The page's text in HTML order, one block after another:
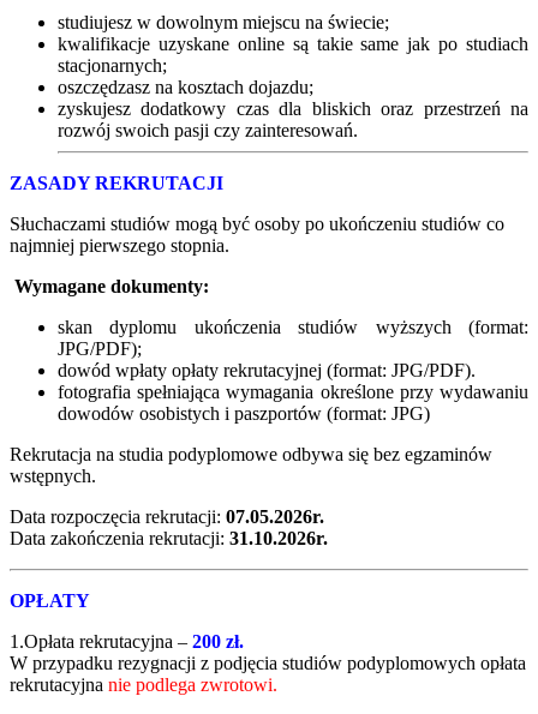
studiujesz w dowolnym miejscu na świecie;
kwalifikacje uzyskane online są takie same jak po studiach
stacjonarnych;
oszczędzasz na kosztach dojazdu;
zyskujesz dodatkowy czas dla bliskich oraz przestrzeń na
rozwój swoich pasji czy zainteresowań.
ZASADY REKRUTACJI
Słuchaczami studiów mogą być osoby po ukończeniu studiów co
najmniej pierwszego stopnia.
Wymagane dokumenty:
skan dyplomu ukończenia studiów wyższych (format:
JPG/PDF);
dowód wpłaty opłaty rekrutacyjnej (format: JPG/PDF).
fotografia spełniająca wymagania określone przy wydawaniu
dowodów osobistych i paszportów (format: JPG)
Rekrutacja na studia podyplomowe odbywa się bez egzaminów
wstępnych.
Data rozpoczęcia rekrutacji: 07.05.2026r.
Data zakończenia rekrutacji: 31.10.2026r.
OPŁATY
1.Opłata rekrutacyjna – 200 zł.
W przypadku rezygnacji z podjęcia studiów podyplomowych opłata
rekrutacyjna nie podlega zwrotowi.